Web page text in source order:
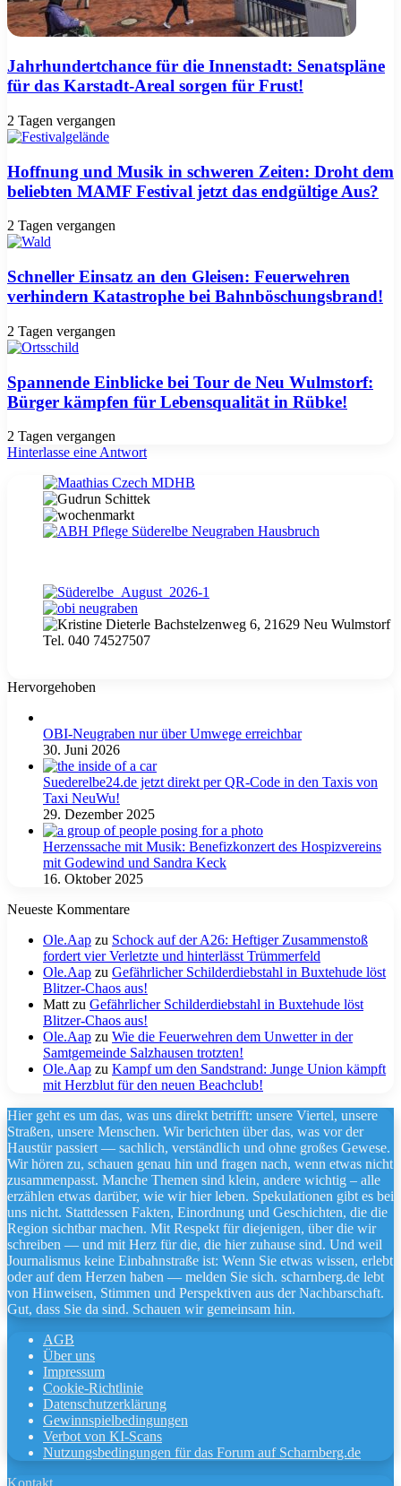
Jahrhundertchance für die Innenstadt: Senatspläne
für das Karstadt-Areal sorgen für Frust!
2 Tagen vergangen
Hoffnung und Musik in schweren Zeiten: Droht dem
beliebten MAMF Festival jetzt das endgültige Aus?
2 Tagen vergangen
Schneller Einsatz an den Gleisen: Feuerwehren
verhindern Katastrophe bei Bahnböschungsbrand!
2 Tagen vergangen
Spannende Einblicke bei Tour de Neu Wulmstorf:
Bürger kämpfen für Lebensqualität in Rübke!
2 Tagen vergangen
Hinterlasse eine Antwort
Hervorgehoben
OBI-Neugraben nur über Umwege erreichbar
30. Juni 2026
Suederelbe24.de jetzt direkt per QR-Code in den Taxis von
Taxi NeuWu!
29. Dezember 2025
Herzenssache mit Musik: Benefizkonzert des Hospizvereins
mit Godewind und Sandra Keck
16. Oktober 2025
Neueste Kommentare
Ole.Aap zu Schock auf der A26: Heftiger Zusammenstoß
fordert vier Verletzte und hinterlässt Trümmerfeld
Ole.Aap zu Gefährlicher Schilderdiebstahl in Buxtehude löst
Blitzer-Chaos aus!
Matt zu Gefährlicher Schilderdiebstahl in Buxtehude löst
Blitzer-Chaos aus!
Ole.Aap zu Wie die Feuerwehren dem Unwetter in der
Samtgemeinde Salzhausen trotzten!
Ole.Aap zu Kampf um den Sandstrand: Junge Union kämpft
mit Herzblut für den neuen Beachclub!
Hier geht es um das, was uns direkt betrifft: unsere Viertel, unsere
Straßen, unsere Menschen. Wir berichten über das, was vor der
Haustür passiert — sachlich, verständlich und ohne großes Gewese.
Wir hören zu, schauen genau hin und fragen nach, wenn etwas nicht
zusammenpasst. Manche Themen sind klein, andere wichtig – alle
erzählen etwas darüber, wie wir hier leben. Spekulationen gibt es bei
uns nicht. Stattdessen Fakten, Einordnung und Geschichten, die die
Region sichtbar machen. Mit Respekt für diejenigen, über die wir
schreiben — und mit Herz für die, die hier zuhause sind. Und weil
Journalismus keine Einbahnstraße ist: Wenn Sie etwas wissen, erlebt
oder auf dem Herzen haben — melden Sie sich. scharnberg.de lebt
von Hinweisen, Stimmen und Perspektiven aus der Nachbarschaft.
Gut, dass Sie da sind. Schauen wir gemeinsam hin.
AGB
Über uns
Impressum
Cookie-Richtlinie
Datenschutzerklärung
Gewinnspielbedingungen
Verbot von KI-Scans
Nutzungsbedingungen für das Forum auf Scharnberg.de